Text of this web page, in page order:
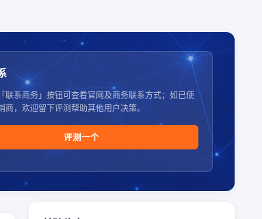
联系商务」按钮可查看官网及商务联系方式；如已使
商，欢迎留下评测帮助其他用户决策。
评测一个